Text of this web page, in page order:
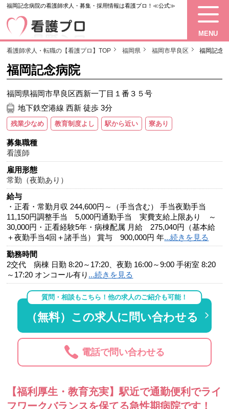
福岡記念病院の看護師求人・募集・採用情報は看護プロ！≪公式≫
MENU
看護師求人・転職の【看護プロ】TOP 福岡県 福岡市早良区 福岡記念
福岡記念病院
福岡県福岡市早良区西新一丁目１番３５号
地下鉄空港線 西新 徒歩 3分
残業少なめ 教育制度よし 駅から近い 寮あり
募集職種
看護師
雇用形態
常勤（夜勤あり）
給与
・正看・常勤月収 244,600円～（手当含む） 手当夜勤手当
11,150円調整手当 5,000円通勤手当 実費支給上限あり ～
30,000円・正看経験5年・病棟配属 月給 275,040円（基本給
＋夜勤手当4回＋諸手当） 賞与 900,000円 年...続きを見る
勤務時間
2交代 病棟 日勤 8:20～17:20、夜勤 16:00～9:00 手術室 8:20
～17:20 オンコール有り ...続きを見る
質問・相談もこちら！他の求人のご紹介も可能！
（無料）この求人に問い合わせる
電話で問い合わせる
【福利厚生・教育充実】駅近で通勤便利でライ
フワークバランスを保てる急性期病院です！